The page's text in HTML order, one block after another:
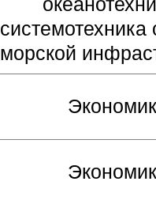
системотехника
морской